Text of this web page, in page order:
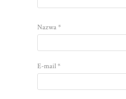
Nazwa*
E-mail*